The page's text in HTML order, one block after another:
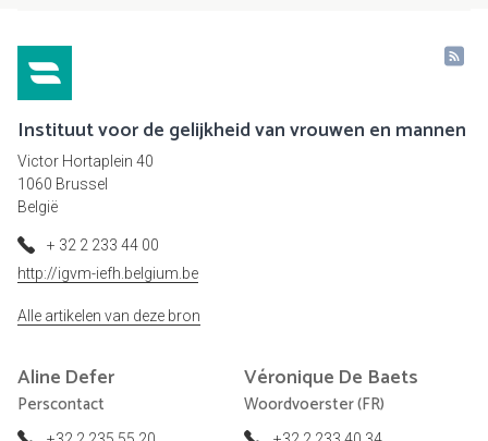
Instituut voor de gelijkheid van vrouwen en mannen
Victor Hortaplein 40
1060 Brussel
België
+ 32 2 233 44 00
http://igvm-iefh.belgium.be
Alle artikelen van deze bron
Aline Defer
Perscontact
Véronique De Baets
Woordvoerster (FR)